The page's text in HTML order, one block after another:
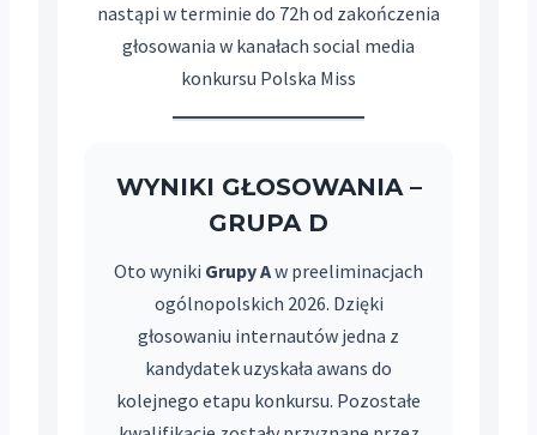
nastąpi w terminie do 72h od zakończenia
głosowania w kanałach social media
konkursu Polska Miss
WYNIKI GŁOSOWANIA –
GRUPA D
Oto wyniki Grupy Aw preeliminacjach
ogólnopolskich 2026. Dzięki
głosowaniu internautów jedna z
kandydatek uzyskała awans do
kolejnego etapu konkursu. Pozostałe